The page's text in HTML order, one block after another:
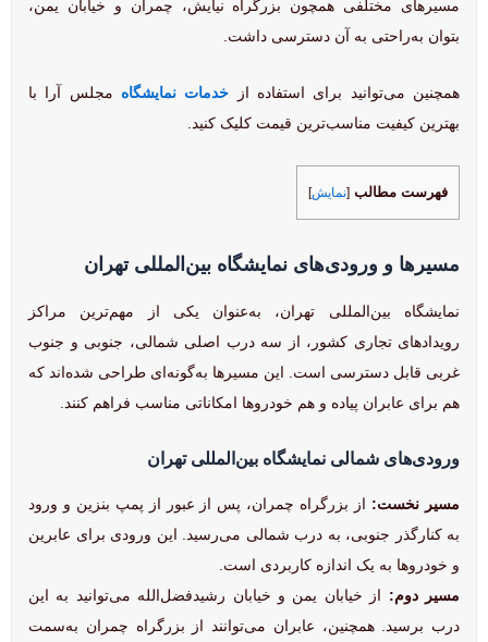
مسیرهای مختلفی همچون بزرگراه نیایش، چمران و خیابان یمن،
بتوان به‌راحتی به آن دسترسی داشت.
همچنین می‌توانید برای استفاده از خدمات نمایشگاه مجلس آرا با
بهترین کیفیت مناسب‌ترین قیمت کلیک کنید.
فهرست مطالب [نمایش]
مسیرها و ورودی‌های نمایشگاه بین‌المللی تهران
نمایشگاه بین‌المللی تهران، به‌عنوان یکی از مهم‌ترین مراکز
رویدادهای تجاری کشور، از سه درب اصلی شمالی، جنوبی و جنوب
غربی قابل دسترسی است. این مسیرها به‌گونه‌ای طراحی شده‌اند که
هم برای عابران پیاده و هم خودروها امکاناتی مناسب فراهم کنند.
ورودی‌های شمالی نمایشگاه بین‌المللی تهران
مسیر نخست: از بزرگراه چمران، پس از عبور از پمپ بنزین و ورود
به کنارگذر جنوبی، به درب شمالی می‌رسید. این ورودی برای عابرین
و خودروها به یک اندازه کاربردی است.
مسیر دوم: از خیابان یمن و خیابان رشیدفضل‌الله می‌توانید به این
درب برسید. همچنین، عابران می‌توانند از بزرگراه چمران به‌سمت